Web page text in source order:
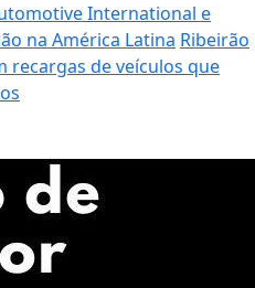
International e
na América Latina Ribeirão
recargas de veículos que